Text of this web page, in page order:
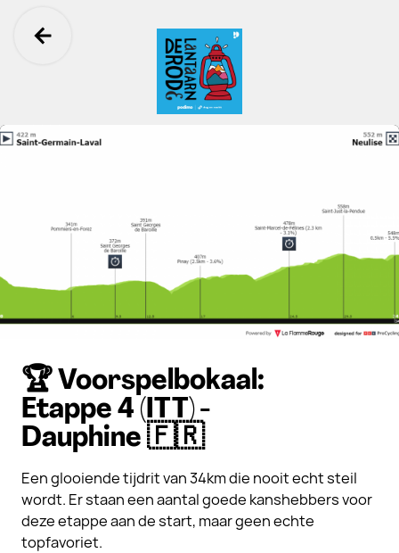
Ga terug
🏆 Voorspelbokaal:
Etappe 4 (ITT) -
Dauphine 🇫🇷
Een glooiende tijdrit van 34km die nooit echt steil
wordt. Er staan een aantal goede kanshebbers voor
deze etappe aan de start, maar geen echte
topfavoriet.